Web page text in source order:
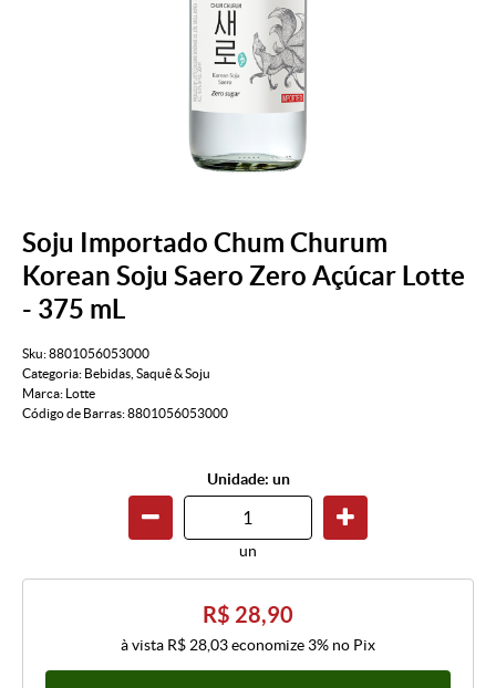
Soju Importado Chum Churum
Korean Soju Saero Zero Açúcar Lotte
- 375 mL
Sku:8801056053000
Categoria: Bebidas Saquê & Soju
Marca:
Lotte
Código de Barras:8801056053000
Unidade: un
un
R$ 28,90
à vista R$ 28,03economize 3% no Pix